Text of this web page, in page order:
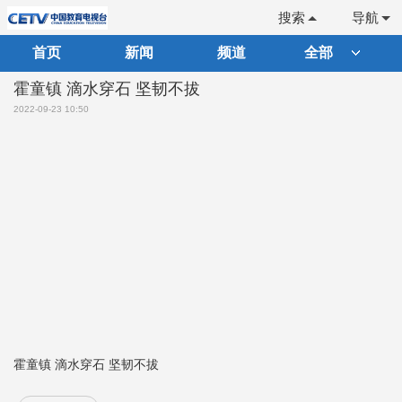
导航
搜索
首页 新闻 频道 全部
霍童镇 滴水穿石 坚韧不拔
2022-09-23 10:50
霍童镇 滴水穿石 坚韧不拔